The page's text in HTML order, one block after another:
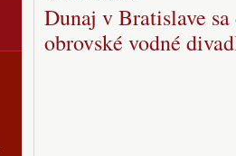
Dunaj v Bratislave
obrovské vodné